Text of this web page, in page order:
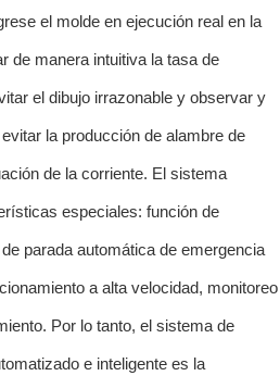
el molde en ejecución real en la
de manera intuitiva la tasa de
el dibujo irrazonable y observar y
la producción de alambre de
de la corriente. El sistema
especiales: función de
parada automática de emergencia
a alta velocidad, monitoreo
Por lo tanto, el sistema de
e inteligente es la